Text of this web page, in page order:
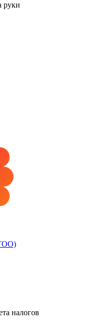
руки
налогов